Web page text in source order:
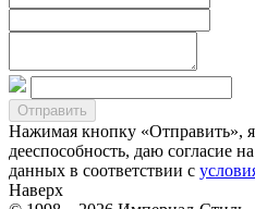
Нажимая кнопку «Отправить»,
дееспособность, даю согласие
данных в соответствии с
Наверх